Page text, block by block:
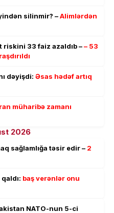
silinmir? –Alimlərdən
33 faiz azaldıb –– 53
dəyişdi: Əsas hədəf artıq
müharibə zamanı
2026
sağlamlığa təsir edir – 2
baş verənlər onu
NATO-nun 5-ci